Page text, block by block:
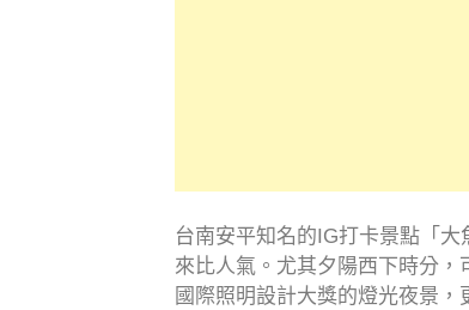
台南安平知名的IG打卡景點「
來比人氣。尤其夕陽西下時分
國際照明設計大獎的燈光夜景，